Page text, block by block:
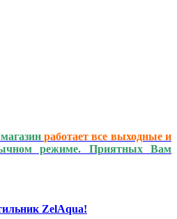
работает все выходные и
режиме. Приятных Вам
ZelAqua!